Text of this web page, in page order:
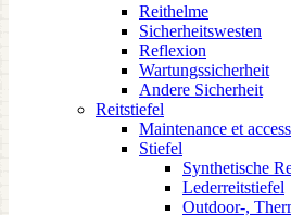
Reithelme
Sicherheitswesten
Reflexion
Wartungssicherheit
Andere Sicherheit
Reitstiefel
Maintenance et
Stiefel
Synthetische
Lederreitstiefel
Outdoor-,